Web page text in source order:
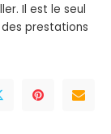
Il est le seul
prestations